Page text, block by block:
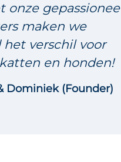
onze
maken we
verschil voor
en honden!
Dominiek (Founder)